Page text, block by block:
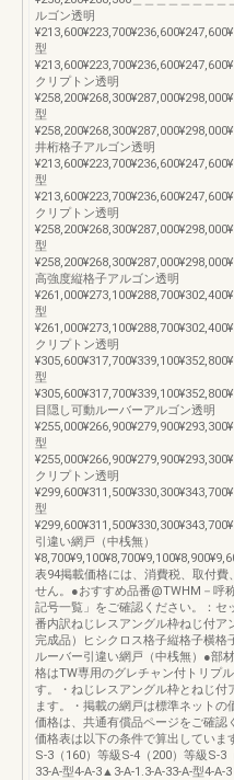
ルゴン透明
型
クリプトン透明
型
井桁格子アルゴン透明
型
クリプトン透明
型
高強度縦格子アルゴン透明
型
クリプトン透明
型
目隠し可動ルーバーアルゴン透明
型
クリプトン透明
型
引違い網戸（中桟無）
表94掲載価格には、消費税、取付費
せん。●おすすめ品番@TWHM－呼
記号一覧」をご確認ください。：セ
番内訳ねじレスアングル枠ねじ付ア
完成品）ヒシクロス格子縦格子横格
ルーバー引違い網戸（中桟無）●部
格はTW専用のグレチャン付トリプ
す。・ねじレスアングル枠とねじ付
ます。・掲載の網戸は標準ネットの
価格は、共通有償品ページをご確
価格表は以下の条件で算出していま
S-3（160）等級S-4（200）等級S-3
33-A-型4-A-3▲3-A-1.3-A-33-A-型4-A-3